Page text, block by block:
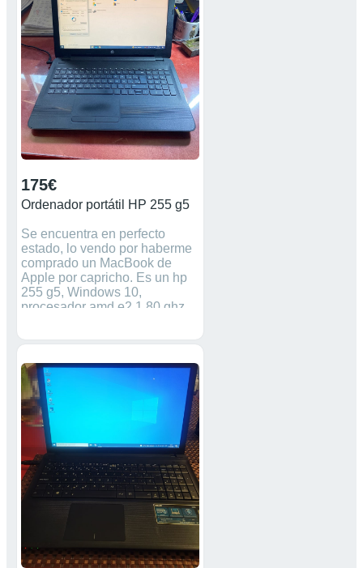
175€
Ordenador portátil HP 255 g5
Se encuentra en perfecto
estado, lo vendo por haberme
comprado un MacBook de
Apple por capricho. Es un hp
255 g5, Windows 10,
procesador amd e2 1,80 ghz,
de 15,6 pulgadas,ssd de 480
absolutamente ningún tipo de
fallo o problema. Se puede
revisar con un informático sin
compromiso. Dell lenovo asus
acer msi Microsoft compac
Samsung Sony Toshiba
huawei disco duro sobremesa